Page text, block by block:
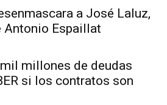
a José Laluz,
Antonio Espaillat
millones de deudas
si los contratos son